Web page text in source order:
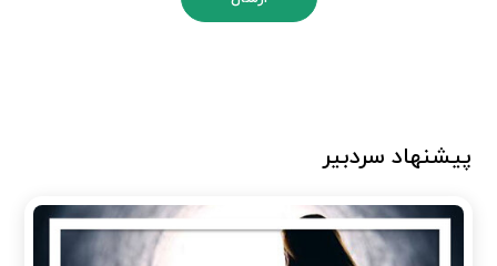
پیشنهاد سردبیر